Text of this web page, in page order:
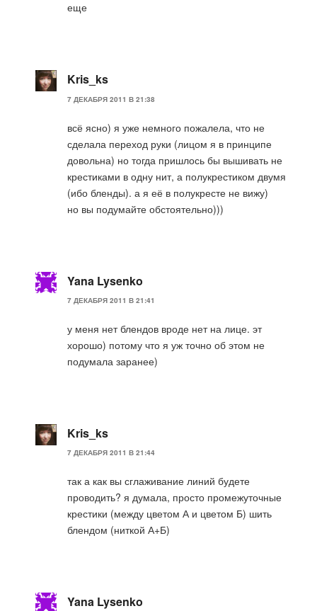
еще
Kris_ks
7 ДЕКАБРЯ 2011 В 21:38
всё ясно) я уже немного пожалела, что не
сделала переход руки (лицом я в принципе
довольна) но тогда пришлось бы вышивать не
крестиками в одну нит, а полукрестиком двумя
(ибо бленды). а я её в полукресте не вижу)
но вы подумайте обстоятельно)))
Yana Lysenko
7 ДЕКАБРЯ 2011 В 21:41
у меня нет блендов вроде нет на лице. эт
хорошо) потому что я уж точно об этом не
подумала заранее)
Kris_ks
7 ДЕКАБРЯ 2011 В 21:44
так а как вы сглаживание линий будете
проводить? я думала, просто промежуточные
крестики (между цветом А и цветом Б) шить
блендом (ниткой А+Б)
Yana Lysenko